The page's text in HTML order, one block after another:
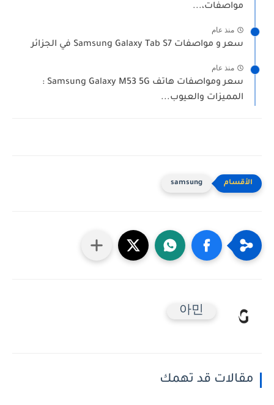
مواصفات،...
منذ عام
سعر و مواصفات Samsung Galaxy Tab S7 في الجزائر
منذ عام
سعر ومواصفات هاتف Samsung Galaxy M53 5G :
المميزات والعيوب...
samsung
아민
مقالات قد تهمك